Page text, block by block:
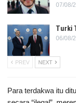
07/08/
Turki
06/08/
PREV NEXT
Para terdakwa itu